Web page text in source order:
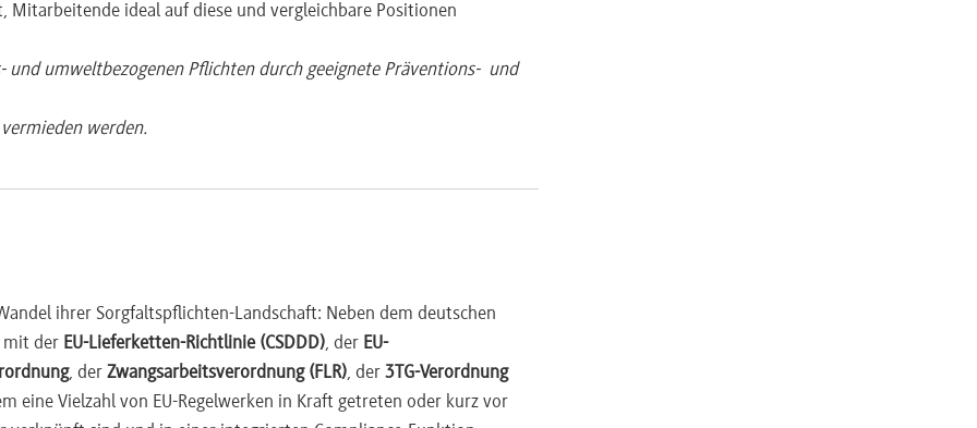
Mitteilung 2023/C 211/01
Palmöl, Soja, Holz, Kautschuk inkl. Folgeprodukte (Anhang I EUDR);
Sorgfaltspflichten
Lithium/Nickel; Risikokategorien Anhang X (Kinderarbeit,
Mitarbeitende ideal auf diese und vergleichbare Positionen
und umweltbezogenen Pflichten durch geeignete Präventions- und
werden.
ihrer Sorgfaltspflichten-Landschaft: Neben dem deutschen
mit der EU-Lieferketten-Richtlinie (CSDDD), der EU-
, der Zwangsarbeitsverordnung (FLR), der 3TG-Verordnung
eine Vielzahl von EU-Regelwerken in Kraft getreten oder kurz vor